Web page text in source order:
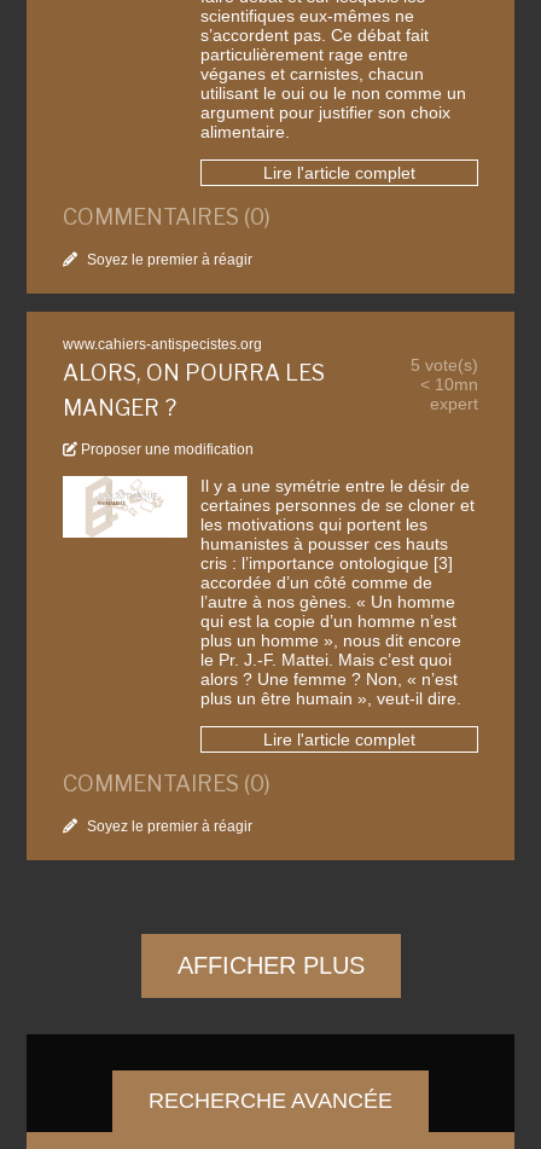
scientifiques eux-mêmes ne
s’accordent pas. Ce débat fait
particulièrement rage entre
véganes et carnistes, chacun
utilisant le oui ou le non comme un
argument pour justifier son choix
alimentaire.
Lire l'article complet
COMMENTAIRES (0)
Soyez le premier à réagir
www.cahiers-antispecistes.org
ALORS, ON POURRA LES
MANGER ?
Proposer une modification
5 vote(s)
< 10mn
expert
Il y a une symétrie entre le désir de
certaines personnes de se cloner et
les motivations qui portent les
humanistes à pousser ces hauts
cris : l’importance ontologique [3]
accordée d’un côté comme de
l’autre à nos gènes. « Un homme
qui est la copie d’un homme n’est
plus un homme », nous dit encore
le Pr. J.-F. Mattei. Mais c’est quoi
alors ? Une femme ? Non, « n’est
plus un être humain », veut-il dire.
Lire l'article complet
COMMENTAIRES (0)
Soyez le premier à réagir
AFFICHER PLUS
RECHERCHE AVANCÉE